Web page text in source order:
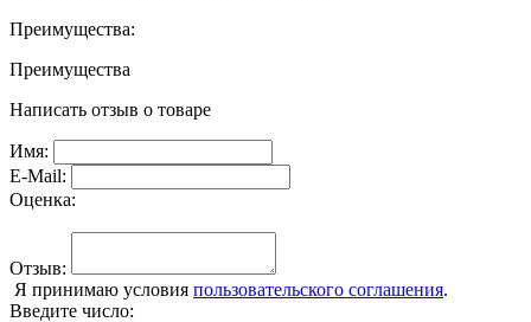
Преимущества:
Преимущества
Написать отзыв о товаре
Имя:
E-Mail:
Оценка:
Отзыв:
Я принимаю условия пользовательского соглашения.
Введите число: